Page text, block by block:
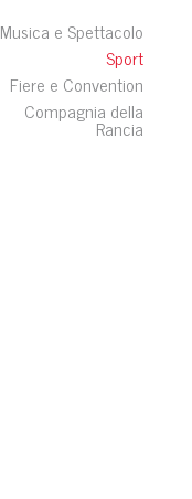
Musica e Spettacolo
Sport
Fiere e Convention
Compagnia della
Rancia